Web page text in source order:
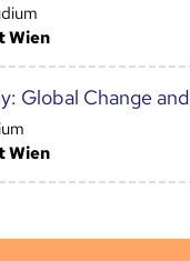
Wien
Global Change
Wien